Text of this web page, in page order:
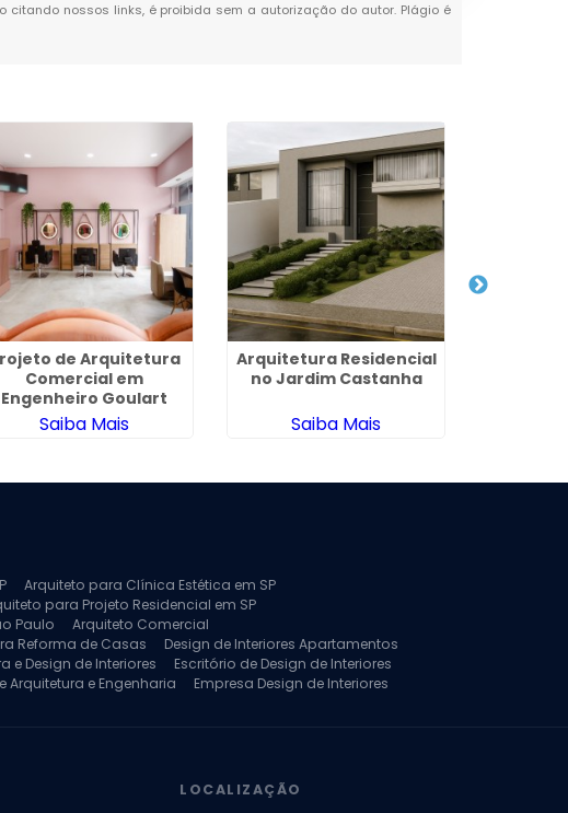
citando nossos links, é proibida sem a autorização do autor. Plágio é
de Arquitetura
Comercial em
Engenheiro Goulart
Saiba Mais
Arquitetura Residencial
no Jardim Castanha
Saiba Mais
Arquiteto para Clínica Estética em SP
para Projeto Residencial em SP
Paulo
Arquiteto Comercial
Reforma de Casas
Design de Interiores Apartamentos
e Design de Interiores
Escritório de Design de Interiores
Arquitetura e Engenharia
Empresa Design de Interiores
LOCALIZAÇÃO